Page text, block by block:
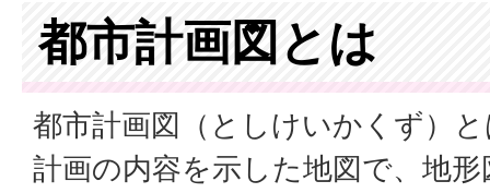
都市計画図とは
都市計画図（としけいかくず）
計画の内容を示した地図で、地